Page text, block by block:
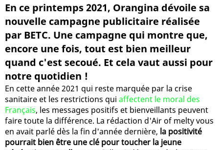
En ce printemps 2021, Orangina dévoile sa
nouvelle campagne publicitaire réalisée
par BETC. Une campagne qui montre que,
encore une fois, tout est bien meilleur
quand c'est secoué. Et cela vaut aussi pour
notre quotidien !
En cette année 2021 qui reste marquée par la crise
sanitaire et les restrictions qui affectent le moral des
Français, les messages positifs et bienveillants peuvent
faire toute la différence. La rédaction d'Air of melty vous
en avait parlé dès la fin d'année dernière, la positivité
pourrait bien être une clé pour toucher la jeune